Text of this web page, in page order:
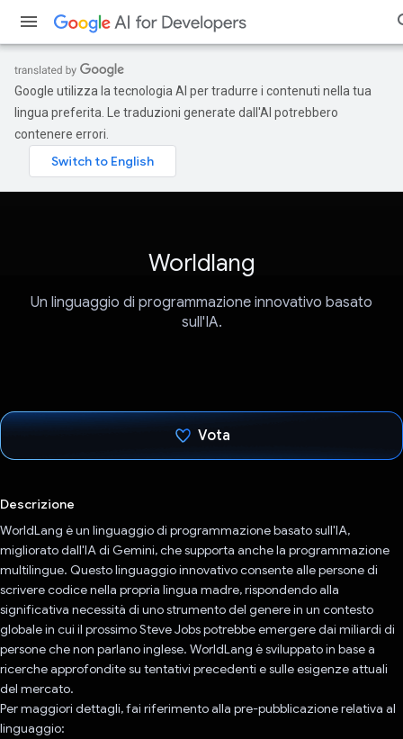
Google utilizza la tecnologia AI per tradurre i contenuti nella tua
lingua preferita. Le traduzioni generate dall'AI potrebbero
contenere errori.
Worldlang
Un linguaggio di programmazione innovativo basato
sull'IA.
Vota
Descrizione
WorldLang è un linguaggio di programmazione basato sull'IA,
migliorato dall'IA di Gemini, che supporta anche la programmazione
multilingue. Questo linguaggio innovativo consente alle persone di
scrivere codice nella propria lingua madre, rispondendo alla
significativa necessità di uno strumento del genere in un contesto
globale in cui il prossimo Steve Jobs potrebbe emergere dai miliardi di
persone che non parlano inglese. WorldLang è sviluppato in base a
ricerche approfondite su tentativi precedenti e sulle esigenze attuali
del mercato.
Per maggiori dettagli, fai riferimento alla pre-pubblicazione relativa al
linguaggio: